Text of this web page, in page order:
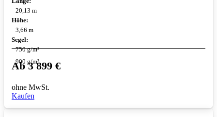
20,13 m
Höhe:
3,66 m
Segel:
750 g/m²
900 g/m²
Ab3 899 €
ohne MwSt.
Kaufen